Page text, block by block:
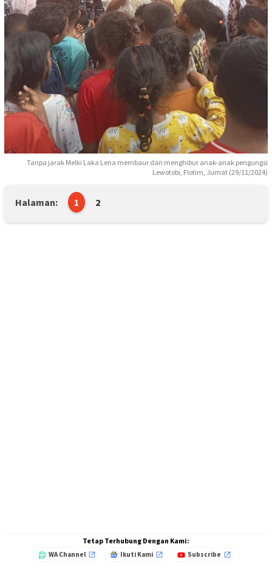
Tanpa jarak Melki Laka Lena membaur dan menghibur anak-anak pengungsi
Lewotobi, Flotim, Jumat (29/11/2024)
Halaman: 1 2
Tetap Terhubung Dengan Kami:
WA Channel Ikuti Kami Subscribe